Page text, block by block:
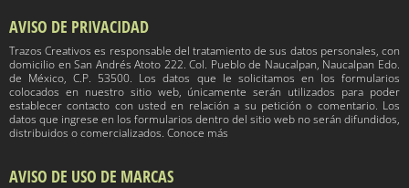
AVISO DE PRIVACIDAD
Trazos Creativos es responsable del tratamiento de sus datos personales, con
domicilio en San Andrés Atoto 222. Col. Pueblo de Naucalpan, Naucalpan Edo.
de México, C.P. 53500. Los datos que le solicitamos en los formularios
colocados en nuestro sitio web, únicamente serán utilizados para poder
establecer contacto con usted en relación a su petición o comentario. Los
datos que ingrese en los formularios dentro del sitio web no serán difundidos,
distribuidos o comercializados. Conoce más
AVISO DE USO DE MARCAS